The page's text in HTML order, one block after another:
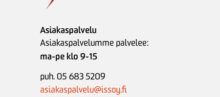
Asiakaspalvelu
Asiakaspalvelumme palvelee:
ma-pe klo 9-15
puh. 05 683 5209
asiakaspalvelu@issoy.fi